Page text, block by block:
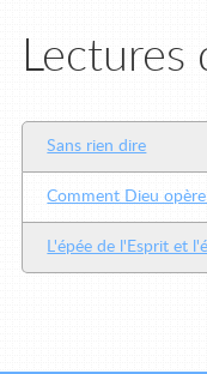
Lectures
Sans rien dire
Comment Dieu
L'épée de l'Esprit et